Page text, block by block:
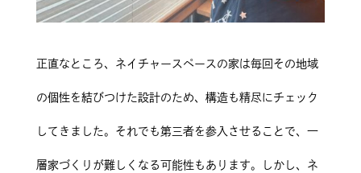
正直なところ、ネイチャースペースの家は毎回その地域
の個性を結びつけた設計のため、構造も精尽にチェック
してきました。それでも第三者を参入させることで、一
層家づくりが難しくなる可能性もあります。しかし、ネ